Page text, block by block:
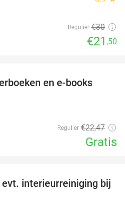
Regulier €30
€21 ,50
en e-books
Regulier €22,47
Gratis
40%
interieurreiniging bij